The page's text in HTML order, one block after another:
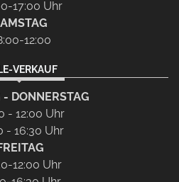
17:00 Uhr
12:00
VERKAUF
- DONNERSTAG
- 12:00 Uhr
- 16:30 Uhr
12:00 Uhr